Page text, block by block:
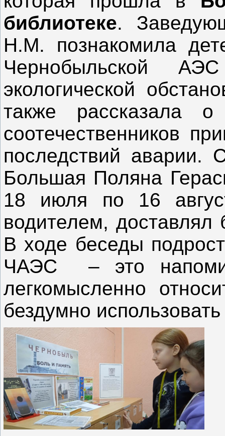
библиотеке.
Н.М. познакомила
Чернобыльской
экологической
также рассказала
соотечественников
последствий аварии.
Большая Поляна
18 июля по 16
водителем,
В ходе беседы
ЧАЭС – это
легкомысленно
бездумно использовать